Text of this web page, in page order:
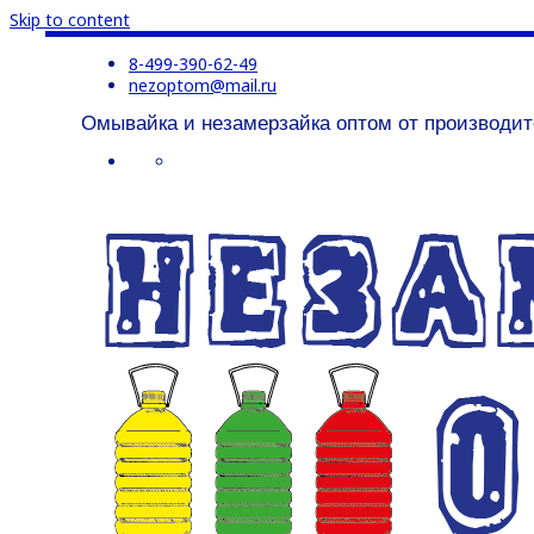
Skip to content
8-499-390-62-49
nezoptom@mail.ru
Омывайка и незамерзайка оптом от